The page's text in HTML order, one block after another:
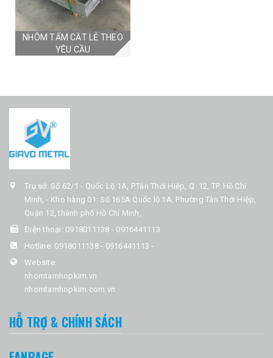
NHÔM TẤM CẮT LẺ THEO
YÊU CẦU
Trụ sở: Số 62/1 - Quốc Lộ 1A, P.Tân Thới Hiệp, Q. 12, TP. Hồ Chí
Minh, - Kho hàng 01: Số 165A Quốc lộ 1A, Phường Tân Thới Hiệp,
Quận 12, thành phố Hồ Chí Minh,
Điện thoại: 0918011138 - 0916441113
Hotline: 0918011138 - 0916441113-
Website:
nhomtamhopkim.vn
nhomtamhopkim.com.vn
HỖ TRỢ & CHÍNH SÁCH